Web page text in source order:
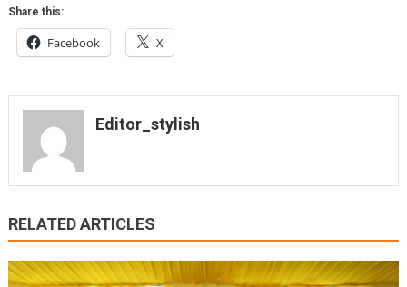
Share this:
Facebook X
Editor_stylish
RELATED ARTICLES